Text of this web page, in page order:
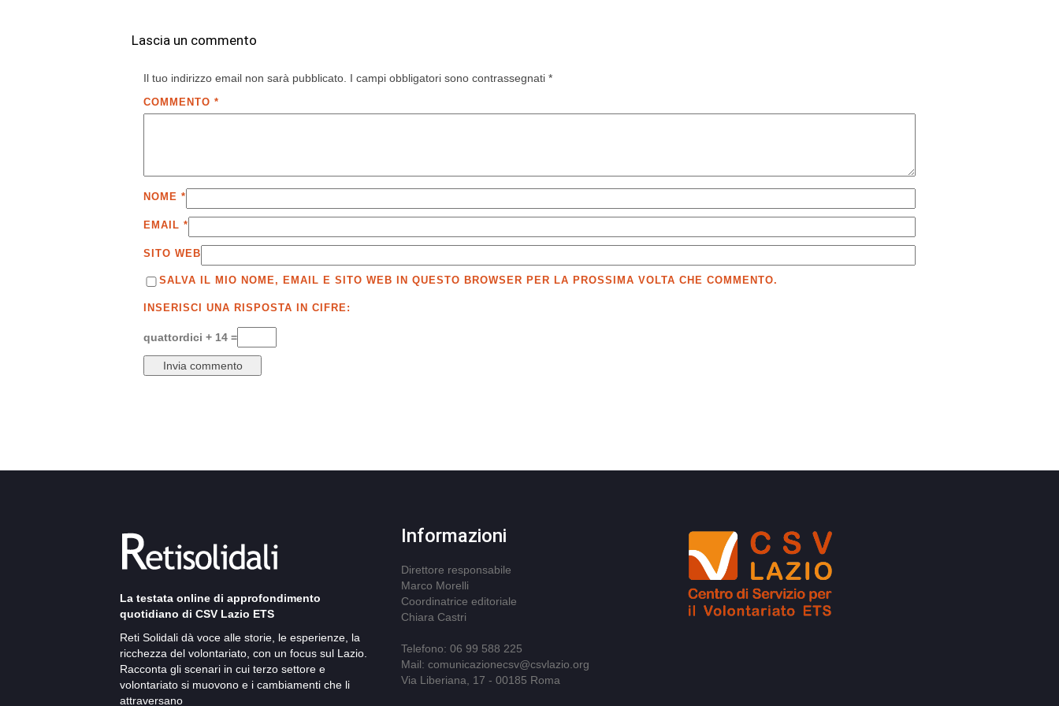
Lascia un commento
Il tuo indirizzo email non sarà pubblicato. I campi obbligatori sono contrassegnati *
COMMENTO *
NOME *
EMAIL *
SITO WEB
SALVA IL MIO NOME, EMAIL E SITO WEB IN QUESTO BROWSER PER LA PROSSIMA VOLTA CHE COMMENTO.
INSERISCI UNA RISPOSTA IN CIFRE:
quattordici + 14 =
La testata online di approfondimento
quotidiano di CSV Lazio ETS
Reti Solidali dà voce alle storie, le esperienze, la
ricchezza del volontariato, con un focus sul Lazio.
Racconta gli scenari in cui terzo settore e
volontariato si muovono e i cambiamenti che li
attraversano
Informazioni
Direttore responsabile
Marco Morelli
Coordinatrice editoriale
Chiara Castri
Telefono: 06 99 588 225
Mail: comunicazionecsv@csvlazio.org
Via Liberiana, 17 - 00185 Roma